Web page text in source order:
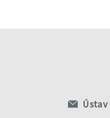
Ústav